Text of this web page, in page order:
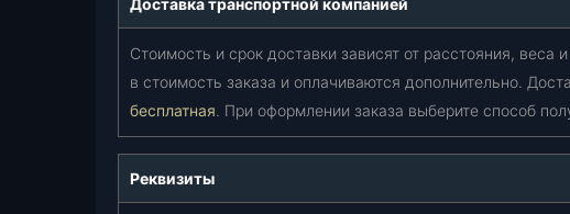
Доставка транспортной компанией
Стоимость и срок доставки зависят от расстояния, веса
в стоимость заказа и оплачиваются дополнительно.
бесплатная. При оформлении заказа выберите способ
Реквизиты